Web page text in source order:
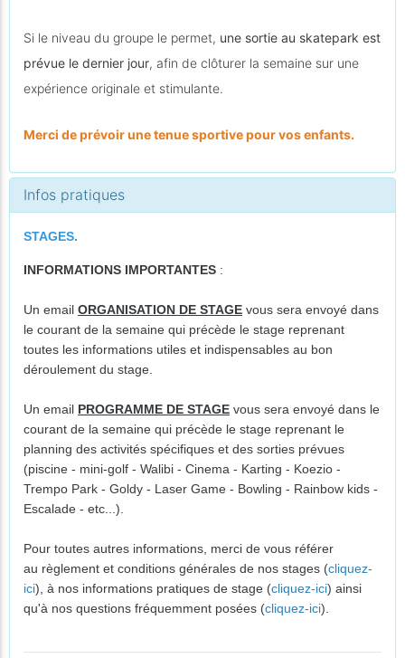
Si le niveau du groupe le permet, une sortie au skatepark est
prévue le dernier jour, afin de clôturer la semaine sur une
expérience originale et stimulante.
Merci de prévoir une tenue sportive pour vos enfants.
Infos pratiques
STAGES.
INFORMATIONS IMPORTANTES :
Un email ORGANISATION DE STAGE vous sera envoyé dans
le courant de la semaine qui précède le stage reprenant
toutes les informations utiles et indispensables au bon
déroulement du stage.
Un email PROGRAMME DE STAGE vous sera envoyé dans le
courant de la semaine qui précède le stage reprenant le
planning des activités spécifiques et des sorties prévues
(piscine - mini-golf - Walibi - Cinema - Karting - Koezio -
Trempo Park - Goldy - Laser Game - Bowling - Rainbow kids -
Escalade - etc...).
Pour toutes autres informations, merci de vous référer
au règlement et conditions générales de nos stages (cliquez-
ici), à nos informations pratiques de stage (cliquez-ici) ainsi
qu'à nos questions fréquemment posées (cliquez-ici).